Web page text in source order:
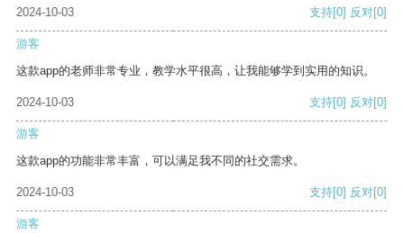
2024-10-03 支持[0] 反对[0]
游客
这款app的老师非常专业，教学水平很高，让我能够学到实用的知识。
2024-10-03 支持[0] 反对[0]
游客
这款app的功能非常丰富，可以满足我不同的社交需求。
2024-10-03 支持[0] 反对[0]
游客